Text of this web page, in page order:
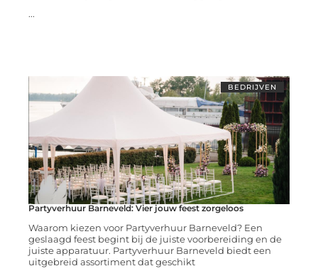
...
BEDRIJVEN
Partyverhuur Barneveld: Vier jouw feest zorgeloos
Waarom kiezen voor Partyverhuur Barneveld? Een
geslaagd feest begint bij de juiste voorbereiding en de
juiste apparatuur. Partyverhuur Barneveld biedt een
uitgebreid assortiment dat geschikt